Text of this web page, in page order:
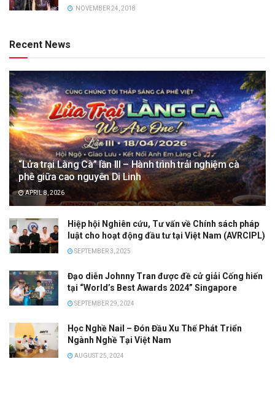
NOVEMBER 24, 2018
Recent News
“Lửa trại Làng Cà” lần III – Hành trình trải nghiệm cà
phê giữa cao nguyên Di Linh
APRIL 8, 2026
Hiệp hội Nghiên cứu, Tư vấn về Chính sách pháp
luật cho hoạt động đầu tư tại Việt Nam (AVRCIPL)
SEPTEMBER 3, 2025
Đạo diễn Johnny Tran được đề cử giải Cống hiến
tại “World’s Best Awards 2024” Singapore
SEPTEMBER 29, 2024
Học Nghề Nail – Đón Đầu Xu Thế Phát Triển
Ngành Nghề Tại Việt Nam
AUGUST 25, 2024